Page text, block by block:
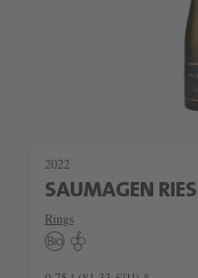
2022
SAUMAGEN
Rings